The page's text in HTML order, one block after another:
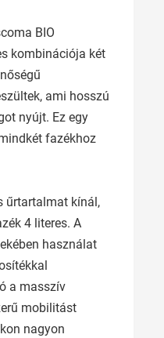
BIO
kombinációja két
ami hosszú
nyújt. Ez egy
fazékhoz
űrtartalmat kínál,
4 literes. A
használat
a masszív
mobilitást
nagyon